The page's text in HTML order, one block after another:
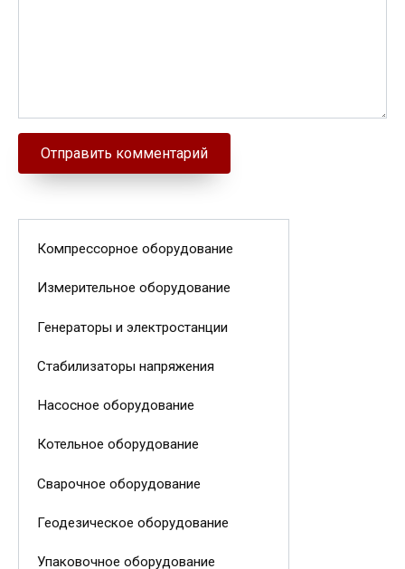
Компрессорное оборудование
Измерительное оборудование
Генераторы и электростанции
Стабилизаторы напряжения
Насосное оборудование
Котельное оборудование
Сварочное оборудование
Геодезическое оборудование
Упаковочное оборудование